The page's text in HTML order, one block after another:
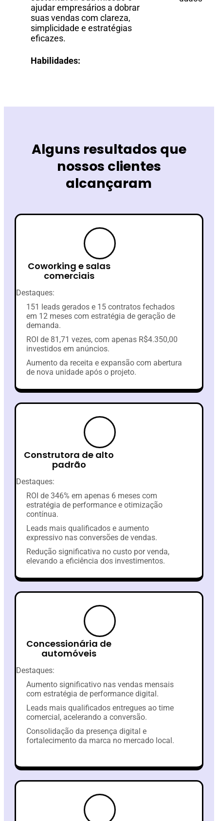
ajudar empresários a dobrar
suas vendas com clareza,
simplicidade e estratégias
eficazes.
Habilidades:
Alguns resultados que
nossos clientes
alcançaram
Coworking e salas
comerciais
Destaques:
151 leads gerados e 15 contratos fechados
em 12 meses com estratégia de geração de
demanda.
ROI de 81,71 vezes, com apenas R$4.350,00
investidos em anúncios.
Aumento da receita e expansão com abertura
de nova unidade após o projeto.
Construtora de alto
padrão
Destaques:
ROI de 346% em apenas 6 meses com
estratégia de performance e otimização
contínua.
Leads mais qualificados e aumento
expressivo nas conversões de vendas.
Redução significativa no custo por venda,
elevando a eficiência dos investimentos.
Concessionária de
automóveis
Destaques:
Aumento significativo nas vendas mensais
com estratégia de performance digital.
Leads mais qualificados entregues ao time
comercial, acelerando a conversão.
Consolidação da presença digital e
fortalecimento da marca no mercado local.